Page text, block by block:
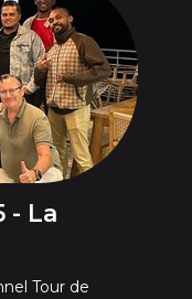
- La
Tour de